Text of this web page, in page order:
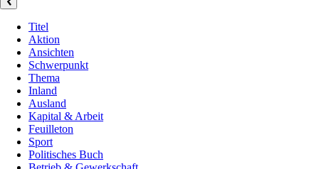
Titel
Aktion
Ansichten
Schwerpunkt
Thema
Inland
Ausland
Kapital & Arbeit
Feuilleton
Sport
Politisches Buch